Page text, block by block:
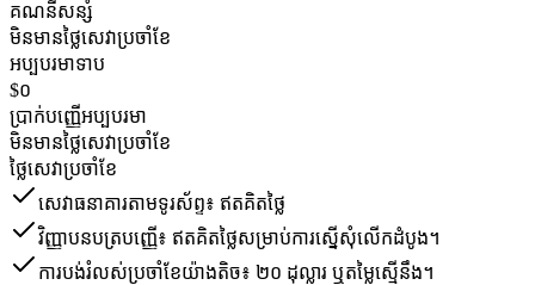
គណនី​សន្សំ
មិនមានថ្លៃសេវាប្រចាំខែ
អប្បបរមាទាប
$០
ប្រាក់បញ្ញើអប្បបរមា
មិនមានថ្លៃសេវាប្រចាំខែ
ថ្លៃសេវាប្រចាំខែ
សេវាធនាគារតាមទូរស័ព្ទ៖ ឥតគិតថ្លៃ
វិញ្ញាបនបត្របញ្ញើ៖ ឥតគិតថ្លៃសម្រាប់ការស្នើសុំលើកដំបូង។
ការបង់រំលស់ប្រចាំខែយ៉ាងតិច៖ ២០ ដុល្លារ ឬតម្លៃស្មើនឹង។